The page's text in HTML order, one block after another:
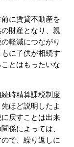
に賃貸不動産を
財産となり、親
軽減につながり
に子供が相続す
とはもったいな
時精算課税制度
ほど説明したよ
戻すことは出来
係によっては、
で、繰り返しに